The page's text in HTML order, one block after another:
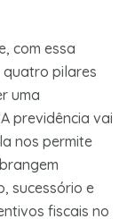
com essa
quatro pilares
uma
previdência vai
nos permite
sucessório e
fiscais no